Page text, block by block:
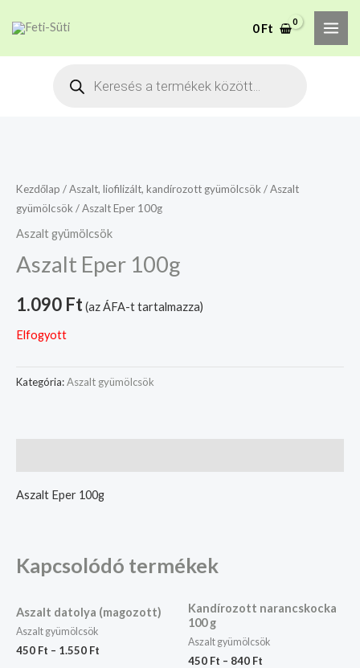
content
0Ft
Products
Kezdőlap /Aszalt, liofilizált, kandírozott gyümölcsök /Aszalt
gyümölcsök / Aszalt Eper 100g
Aszalt gyümölcsök
Aszalt Eper 100g
1.090 Ft(az ÁFA-t tartalmazza)
Elfogyott
Kategória:Aszalt gyümölcsök
Aszalt Eper 100g
Kapcsolódó termékek
Aszalt datolya (magozott)
Aszalt gyümölcsök
450 Ft – 1.550 Ft
Kandírozott narancskocka
100 g
Aszalt gyümölcsök
450 Ft – 840 Ft
A mélyhűtött termékeket
csakis saját felelősségre
Megértettem